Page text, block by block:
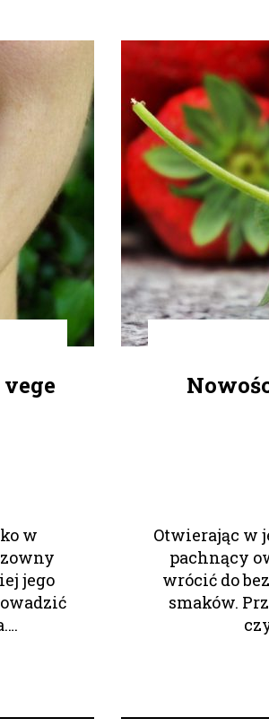
w
jego
Otwierając w
pachnący
wrócić do
smaków.